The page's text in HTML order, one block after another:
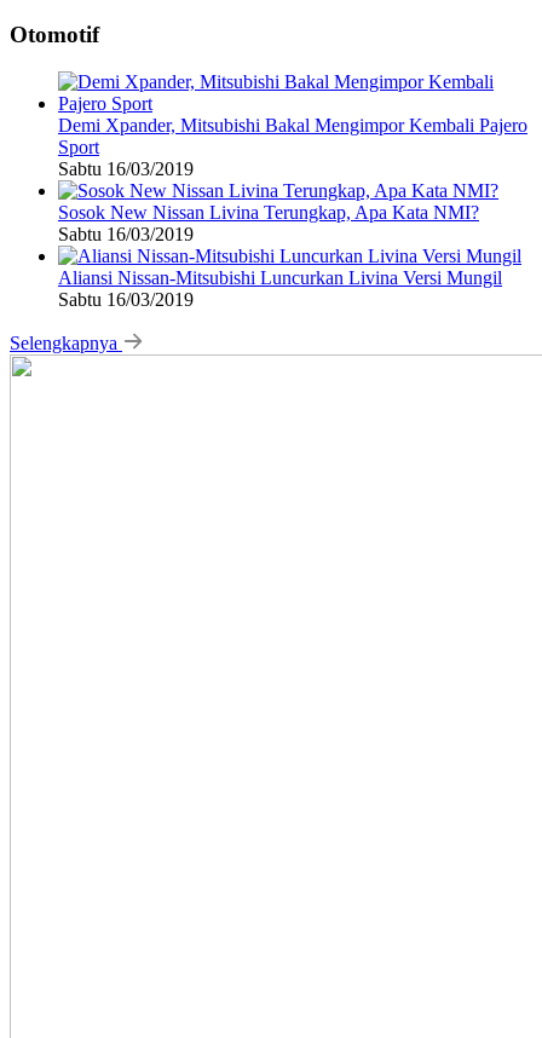
Otomotif
Demi Xpander, Mitsubishi Bakal Mengimpor Kembali Pajero
Sport
Sabtu 16/03/2019
Sosok New Nissan Livina Terungkap, Apa Kata NMI?
Sabtu 16/03/2019
Aliansi Nissan-Mitsubishi Luncurkan Livina Versi Mungil
Sabtu 16/03/2019
Selengkapnya